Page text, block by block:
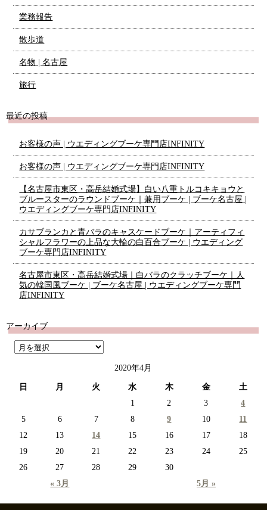
業務報告
散歩道
名物 | 名古屋
旅行
最近の投稿
お客様の声 | ウエディングブーケ専門店INFINITY
お客様の声 | ウエディングブーケ専門店INFINITY
【名古屋市東区・高岳結婚式場】白い八重トルコキキョウと
ブルースターのラウンドブーケ｜兼用ブーケ | ブーケ名古屋 |
ウエディングブーケ専門店INFINITY
カサブランカと青バラのキャスケードブーケ｜アーティフィ
シャルフラワーの上品な大輪の白百合ブーケ | ウエディング
ブーケ専門店INFINITY
名古屋市東区・高岳結婚式場｜白バラのクラッチブーケ｜人
気の韓国風ブーケ | ブーケ名古屋 | ウエディングブーケ専門
店INFINITY
アーカイブ
2020年4月
日 月 火 水 木 金 土
« 3月 5月 »
1 2 3
4
5
6 7 8 9 10
11
12
13 14 15 16 17
18
19
20 21 22 23 24
25
26
27 28 29 30